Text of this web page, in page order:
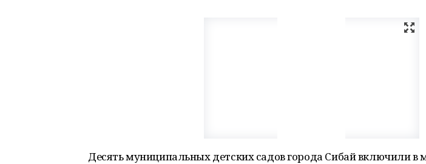
Десять муниципальных детских садов города Сибай включили в